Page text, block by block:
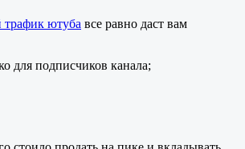
трафик ютуба все равно даст вам
для подписчиков канала;